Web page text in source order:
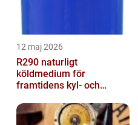
12 maj 2026
R290 naturligt
köldmedium för
framtidens kyl- och